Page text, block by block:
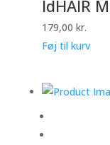
IdHAIR
179,00 kr.
Føj til kurv